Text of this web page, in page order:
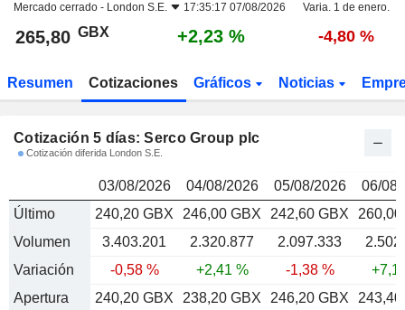
Mercado cerrado - London S.E. 17:35:17 07/08/2026 Varia. 1 de enero.
265,80 GBX +2,23 % -4,80 %
Resumen Cotizaciones Gráficos Noticias
Cotización 5 días: Serco Group plc
Cotización diferida London S.E.
03/08/2026 04/08/2026 05/08/2026
06/08/
Último
240,20 GBX 246,00 GBX 242,60 GBX
Volumen
3.403.201 2.320.877 2.097.333
Variación
-0,58 % +2,41 % -1,38 %
Apertura
240,20 GBX 238,20 GBX 246,20 GBX